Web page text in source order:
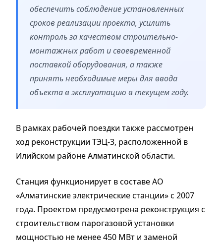
обеспечить соблюдение установленных
сроков реализации проекта, усилить
контроль за качеством строительно-
монтажных работ и своевременной
поставкой оборудования, а также
принять необходимые меры для ввода
объекта в эксплуатацию в текущем году.
В рамках рабочей поездки также рассмотрен
ход реконструкции ТЭЦ-3, расположенной в
Илийском районе Алматинской области.
Станция функционирует в составе АО
«Алматинские электрические станции» с 2007
года. Проектом предусмотрена реконструкция с
строительством парогазовой установки
мощностью не менее 450 МВт и заменой